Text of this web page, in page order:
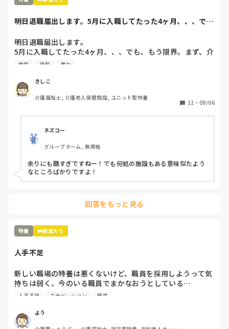
明日退職届出します。5月に入職してたった4ヶ月、、、で
明日退職届出します。
5月に入職してたった4ヶ月、、、でも、もう限界。まず、介
護長がわけわかんない。利用者を怒鳴りつけ、パット交換は
言いなりになり、リーダーで決めたことを覆す、人手が足り
ないのに、キチンと休みは入れ、夜勤はやりたくない
と、、、職員の悪口を言い、ウワサ話しを本気にする、、、
業の用紙を書き換えろと、、、職員のストレスもすごいが、
利用者もこれは精神科？って利用者ばかりを入れる。一晩中
徘徊、放尿、便失禁、暴言、暴力、コール頻回、フラつきが
強く見守りが必要、、、こんな利用者1人じゃみれません。
でも、日中も夜間も1人でみろと、、、なぜ？できないん
だ？と。ハッキリ言って、いつ事故が起きてもおかしくない
状況。そして、体調不良や急変を見つけると、見つけた人か
決めても、話してもちゃんとやってくれない、、、こんな施
放尿 徘徊 暴力
きしこ
介護福祉士, 介護老人保健施設, ユニット型特養
12 ・ 09/06
ネズコー
グループホーム, 無資格
余りにも酷すぎですねー！でも何処の施設もある意味似たよう
なところばかりですよ！
回答をもっと見る
特養 👑殿堂入り
人手不足
新しい職場の特養は悪くないけど、職員を採用しようって気
持ちは弱く、今のいる職員でまかなおうとしている…
今の職場の前の老健も人手不足だったけど、まだ、職員を採
これじゃ、現有戦力、職員が更に潰れるよ…
人手不足 モチベーション 職員
よう